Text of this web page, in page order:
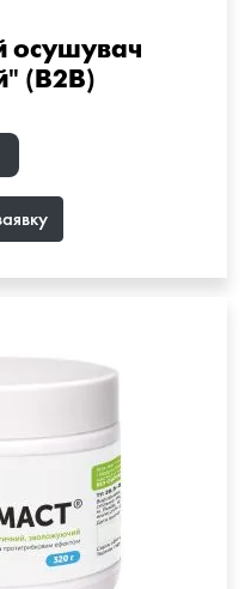
осушувач
(B2B)